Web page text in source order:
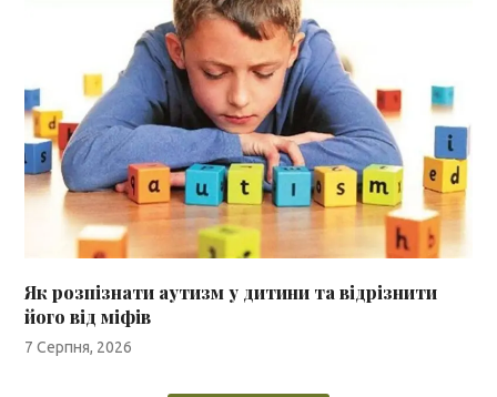
Як розпізнати аутизм у дитини та відрізнити
його від міфів
7 Серпня, 2026